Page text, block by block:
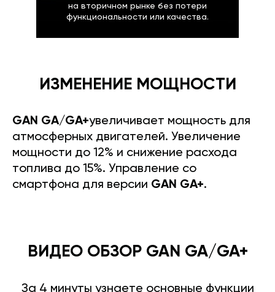
на вторичном рынке без потери
функциональности или качества.
ИЗМЕНЕНИЕ МОЩНОСТИ
GAN GA/GA+увеличивает мощность для
атмосферных двигателей. Увеличение
мощности до 12% и снижение расхода
топлива до 15%. Управление со
смартфона для версии GAN GA+.
ВИДЕО ОБЗОР GAN GA/GA+
За 4 минуты узнаете основные функции